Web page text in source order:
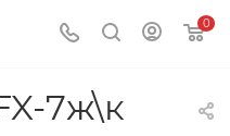
0
7ж\к